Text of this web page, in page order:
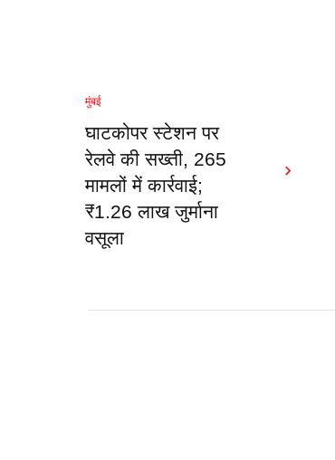
मुंबई
घाटकोपर स्टेशन पर
रेलवे की सख्ती, 265
मामलों में कार्रवाई;
₹1.26 लाख जुर्माना
वसूला